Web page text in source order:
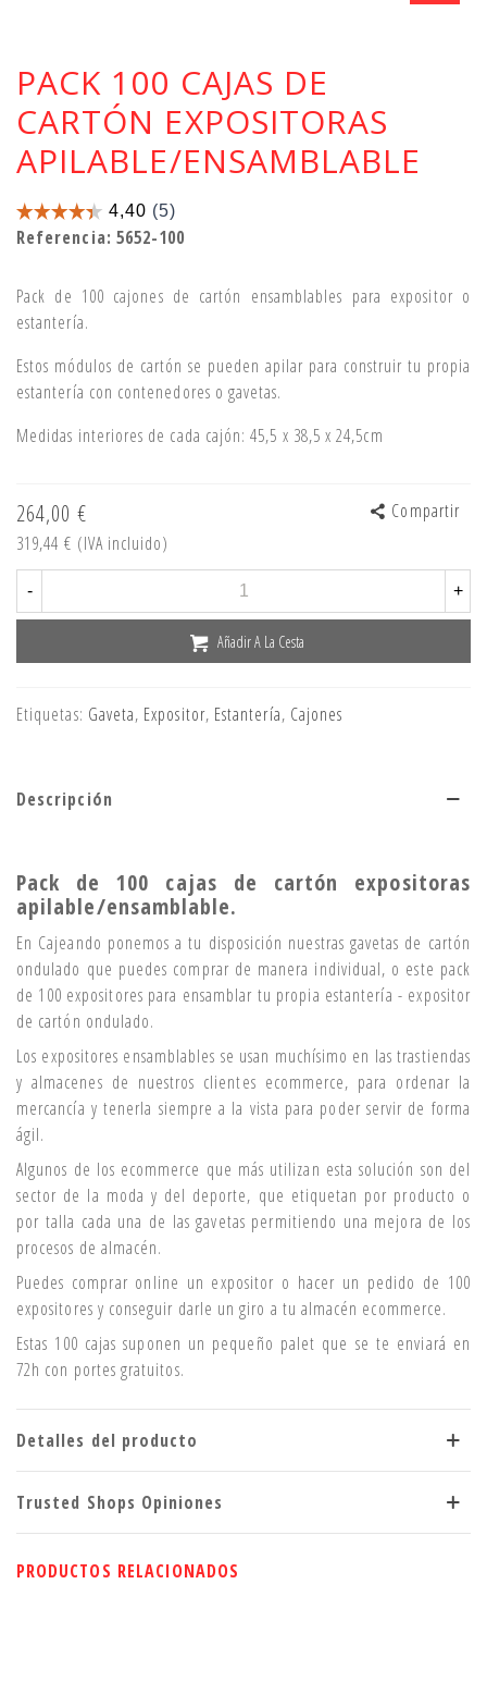
PACK 100 CAJAS DE
CARTÓN EXPOSITORAS
APILABLE/ENSAMBLABLE
Referencia: 5652-100
Pack de 100 cajones de cartón ensamblables para expositor o
estantería.
Estos módulos de cartón se pueden apilar para construir tu propia
estantería con contenedores o gavetas.
Medidas interiores de cada cajón: 45,5 x 38,5 x 24,5cm
264,00 €
319,44 € (IVA incluido)
Compartir
- +
Añadir A La Cesta
Etiquetas: Gaveta, Expositor, Estantería, Cajones
Descripción
Pack de 100 cajas de cartón expositoras
apilable/ensamblable.
En Cajeando ponemos a tu disposición nuestras gavetas de cartón
ondulado que puedes comprar de manera individual, o este pack
de 100 expositores para ensamblar tu propia estantería - expositor
de cartón ondulado.
Los expositores ensamblables se usan muchísimo en las trastiendas
y almacenes de nuestros clientes ecommerce, para ordenar la
mercancía y tenerla siempre a la vista para poder servir de forma
ágil.
Algunos de los ecommerce que más utilizan esta solución son del
sector de la moda y del deporte, que etiquetan por producto o
por talla cada una de las gavetas permitiendo una mejora de los
procesos de almacén.
Puedes comprar online un expositor o hacer un pedido de 100
expositores y conseguir darle un giro a tu almacén ecommerce.
Estas 100 cajas suponen un pequeño palet que se te enviará en
72h con portes gratuitos.
Detalles del producto
Trusted Shops Opiniones
PRODUCTOS RELACIONADOS